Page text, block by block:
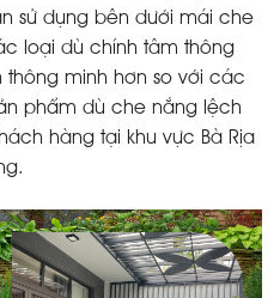
sử dụng bên dưới mái che
loại dù chính tâm thông
minh hơn so với các
phẩm dù che nắng lệch
hàng tại khu vực Bà Rịa